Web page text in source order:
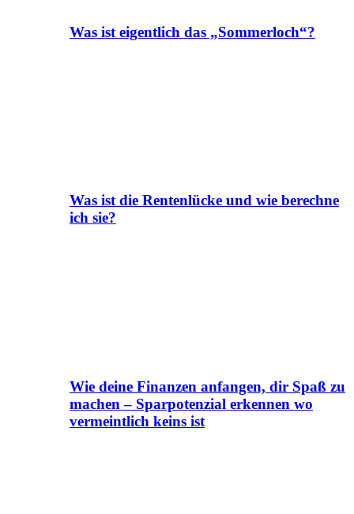
Was ist eigentlich das „Sommerloch“?
Was ist die Rentenlücke und wie berechne
ich sie?
Wie deine Finanzen anfangen, dir Spaß zu
machen – Sparpotenzial erkennen wo
vermeintlich keins ist